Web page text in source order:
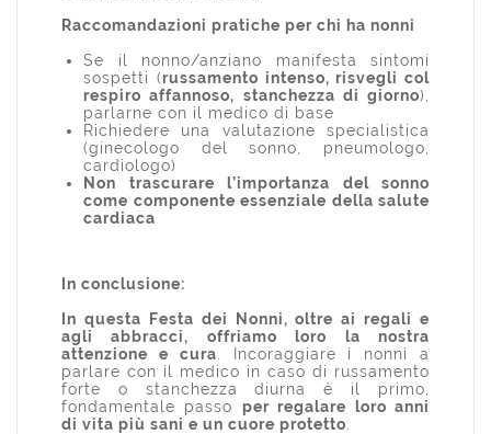
Raccomandazioni pratiche per chi ha nonni
Se il nonno/anziano manifesta sintomi
sospetti (russamento intenso, risvegli col
respiro affannoso, stanchezza di giorno),
parlarne con il medico di base
Richiedere una valutazione specialistica
(ginecologo del sonno, pneumologo,
cardiologo)
Non trascurare l’importanza del sonno
come componente essenziale della salute
cardiaca
In conclusione:
In questa Festa dei Nonni, oltre ai regali e
agli abbracci, offriamo loro la nostra
attenzione e cura . Incoraggiare i nonni a
parlare con il medico in caso di russamento
forte o stanchezza diurna è il primo,
fondamentale passo per regalare loro anni
di vita più sani e un cuore protetto